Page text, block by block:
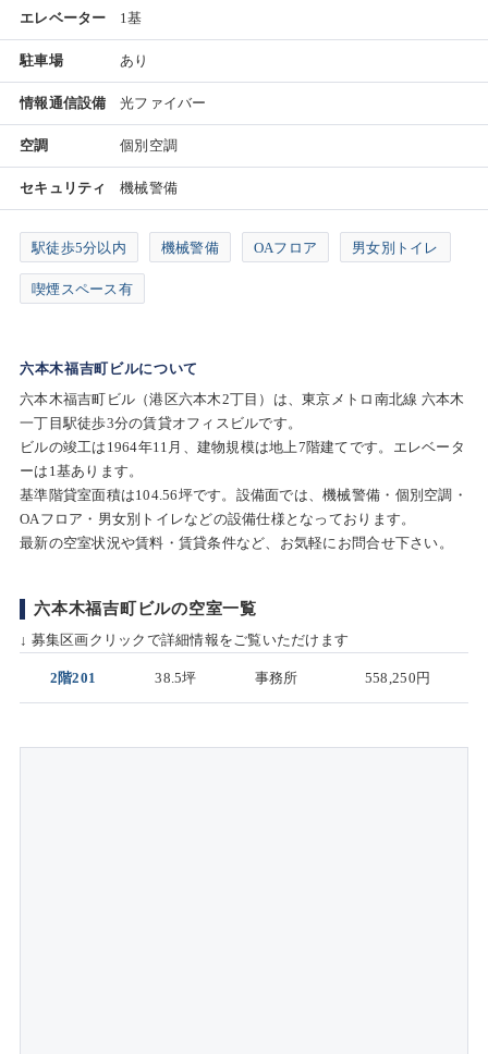
エレベーター 1基
駐車場 あり
情報通信設備 光ファイバー
空調 個別空調
セキュリティ 機械警備
駅徒歩5分以内 機械警備 OAフロア 男女別トイレ
喫煙スペース有
六本木福吉町ビルについて
六本木福吉町ビル（港区六本木2丁目）は、東京メトロ南北線 六本木
一丁目駅徒歩3分の賃貸オフィスビルです。
ビルの竣工は1964年11月、建物規模は地上7階建てです。エレベータ
ーは1基あります。
基準階貸室面積は104.56坪です。設備面では、機械警備・個別空調・
OAフロア・男女別トイレなどの設備仕様となっております。
最新の空室状況や賃料・賃貸条件など、お気軽にお問合せ下さい。
六本木福吉町ビルの空室一覧
↓ 募集区画クリックで詳細情報をご覧いただけます
2階201 38.5坪 事務所 558,250円